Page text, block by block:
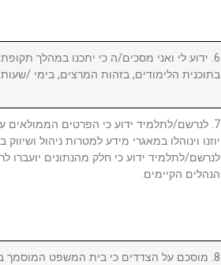
6. ידוע לי ואני מסכים/ה כי יתכנו במהלך תקופת
בתוכנית הלימודים, בזהות המרצים, בימי /
7. לנרשם/לתלמיד ידוע כי הפרטים
יוזנו וינוהלו במאגרי מידע למטרות ניהול ושיווק
לנרשם/לתלמיד ידוע כי חלק מהנתונים יועברו
הנהלים הקיימים.
8. מוסכם על הצדדים כי בית המשפט המוסמך